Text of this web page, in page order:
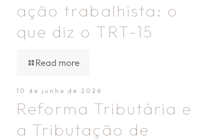
ação trabalhista: o
que diz o TRT-15
Read more
10 de junho de 2026
Reforma Tributária e
a Tributação de